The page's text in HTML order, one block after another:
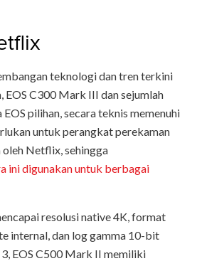
teknologi dan tren terkini
EOS C300 Mark III dan sejumlah
pilihan, secara teknis memenuhi
untuk perangkat perekaman
Netflix, sehingga
ini digunakan untuk berbagai
resolusi native 4K, format
internal, dan log gamma 10-bit
EOS C500 Mark II memiliki